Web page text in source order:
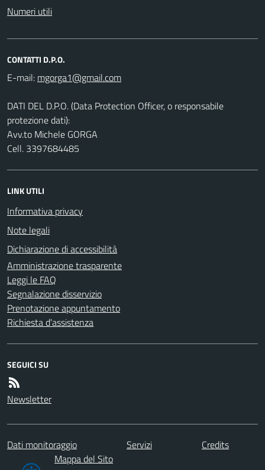
Numeri utili
CONTATTI D.P.O.
E-mail:
DATI DEL D.P.O. (Data Protection Officer, o responsabile
protezione dati):
Avv.to Michele GORGA
Cell. 3397684485
LINK UTILI
Informativa privacy
Note legali
Dichiarazione di accessibilità
Amministrazione trasparente
Leggi le FAQ
Segnalazione disservizio
Prenotazione appuntamento
Richiesta d'assistenza
SEGUICI SU
Newsletter
Dati monitoraggio Servizi
Credits
Mappa del Sito